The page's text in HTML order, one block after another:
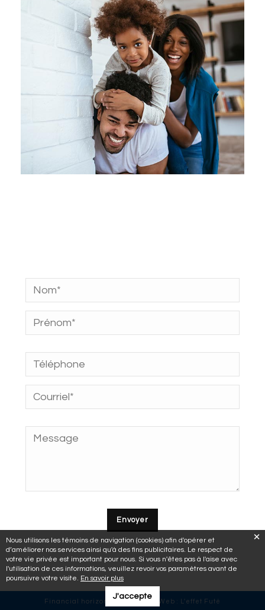
Financial horizons © 2018 | Site Web : L'effet Futé
Nous utilisons les témoins de navigation (cookies) afin d'opérer et
d’améliorer nos services ainsi qu'à des fins publicitaires. Le respect de
votre vie privée est important pour nous. Si vous n'êtes pas à l'aise avec
l'utilisation de ces informations, veuillez revoir vos paramètres avant de
poursuivre votre visite. En savoir plus
J'accepte